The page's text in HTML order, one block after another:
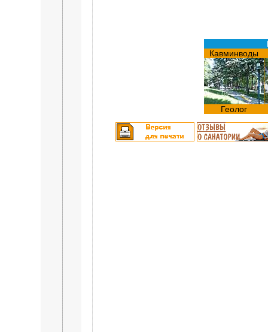
Кавминводы
Геолог